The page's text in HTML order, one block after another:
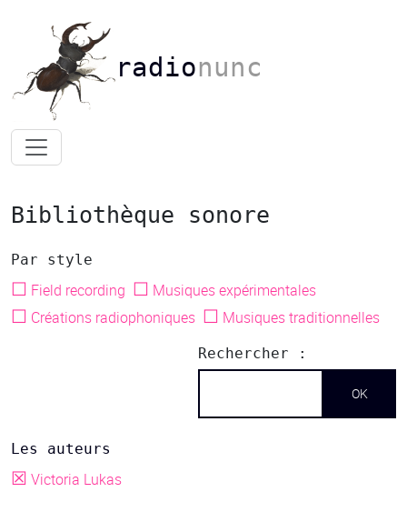
radionunc
Bibliothèque sonore
Par style
☐ Field recording ☐ Musiques expérimentales
☐ Créations radiophoniques ☐ Musiques traditionnelles
Rechercher :
Les auteurs
☒ Victoria Lukas